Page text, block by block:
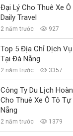
Đại Lý Cho Thuê Xe
Daily Travel
2 năm trước 927
Top 5 Địa Chỉ Dịch
Tại Đà Nẵng
2 năm trước 3357
Công Ty Du Lịch
Cho Thuê Xe Ô Tô
Nẵng
2 năm trước 1379